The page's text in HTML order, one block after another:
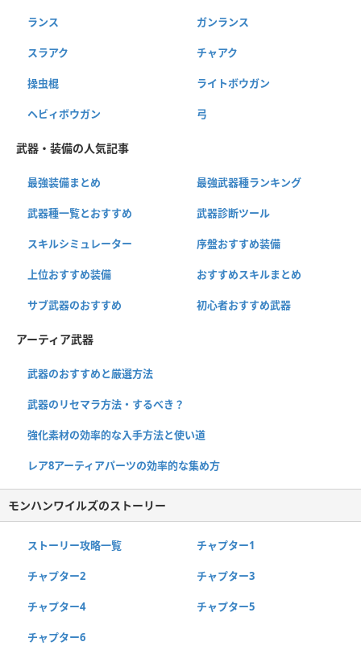
ランス ガンランス
スラアク チャアク
操虫棍 ライトボウガン
ヘビィボウガン 弓
武器・装備の人気記事
最強装備まとめ 最強武器種ランキング
武器種一覧とおすすめ 武器診断ツール
スキルシミュレーター 序盤おすすめ装備
上位おすすめ装備 おすすめスキルまとめ
サブ武器のおすすめ 初心者おすすめ武器
アーティア武器
武器のおすすめと厳選方法
武器のリセマラ方法・するべき？
強化素材の効率的な入手方法と使い道
レア8アーティアパーツの効率的な集め方
モンハンワイルズのストーリー
ストーリー攻略一覧 チャプター1
チャプター2 チャプター3
チャプター4 チャプター5
チャプター6